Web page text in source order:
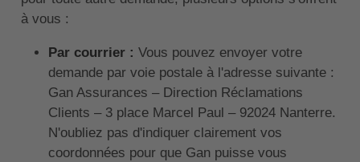
à vous :
Par courrier : Vous pouvez envoyer votre
demande par voie postale à l'adresse suivante :
Gan Assurances – Direction Réclamations
Clients – 3 place Marcel Paul – 92024 Nanterre.
N'oubliez pas d'indiquer clairement vos
coordonnées pour que Gan puisse vous